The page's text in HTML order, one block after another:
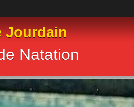
Jourdain
Natation